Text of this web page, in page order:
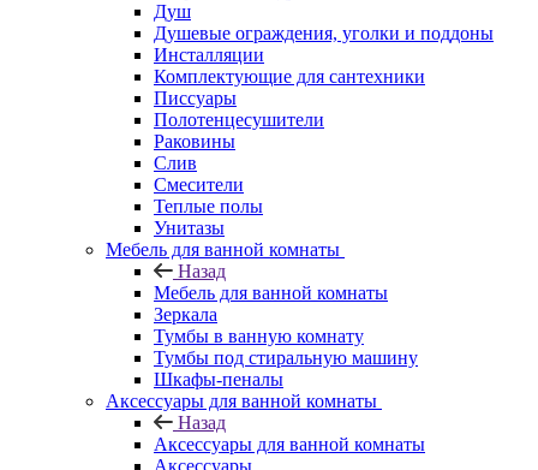
Душ
Душевые ограждения, уголки и поддоны
Инсталляции
Комплектующие для сантехники
Писсуары
Полотенцесушители
Раковины
Слив
Смесители
Теплые полы
Унитазы
Мебель для ванной комнаты
Назад
Мебель для ванной комнаты
Зеркала
Тумбы в ванную комнату
Тумбы под стиральную машину
Шкафы-пеналы
Аксессуары для ванной комнаты
Назад
Аксессуары для ванной комнаты
Аксессуары